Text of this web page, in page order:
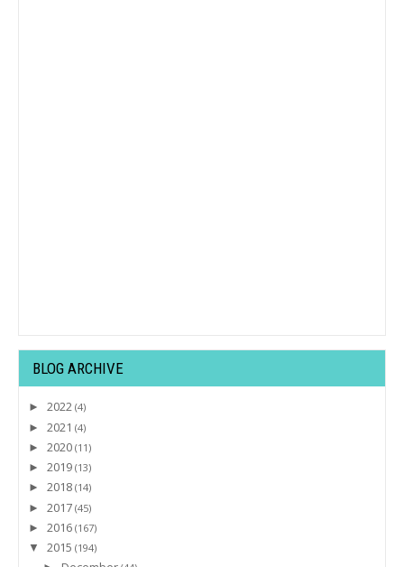
BLOG ARCHIVE
► 2022 (4)
► 2021 (4)
► 2020 (11)
► 2019 (13)
► 2018 (14)
► 2017 (45)
► 2016 (167)
▼ 2015 (194)